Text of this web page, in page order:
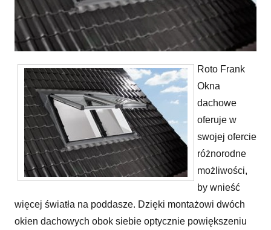
Roto Frank
Okna
dachowe
oferuje w
swojej ofercie
różnorodne
możliwości,
by wnieść
więcej światła na poddasze. Dzięki montażowi dwóch
okien dachowych obok siebie optycznie powiększeniu